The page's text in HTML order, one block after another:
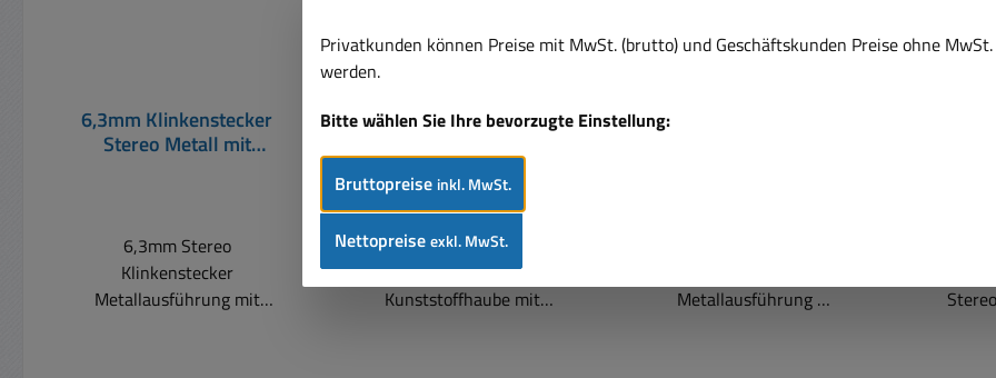
6,3mm Klinkenstecker
Stereo Metall mit
6,3mm Stereo
Klinkenstecker
Metallausführung mit
6,3mm Klinkenstecker
Knickschutz
6,3mm Stereo
Klinkenstecker Lötversion
Kunststoffhaube mit
6,3mm Klinkenstecker
Metallausführung
Privatkunden können Preise mit MwSt. (brutto) und Geschäftskunden Preise ohne
werden.
Bitte wählen Sie Ihre bevorzugte Einstellung:
Bruttopreise inkl. MwSt.
Nettopreiseexkl. MwSt.